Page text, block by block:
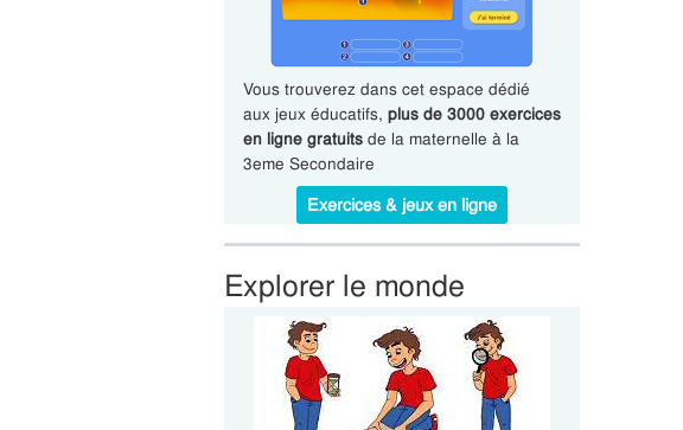
Vous trouverez dans cet espace dédié
aux jeux éducatifs, plus de 3000 exercices
en ligne gratuitsde la maternelle à la
3eme Secondaire
Exercices & jeux en ligne
Explorer le monde